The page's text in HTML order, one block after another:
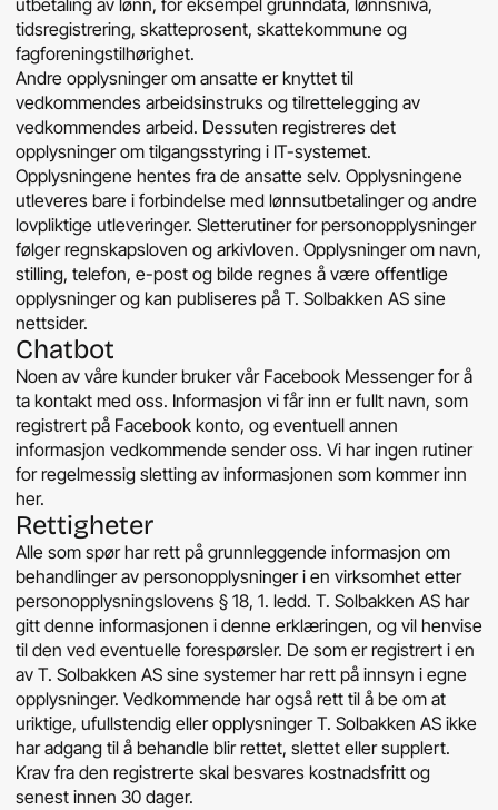
tidsregistrering, skatteprosent, skattekommune og
fagforeningstilhørighet.
Andre opplysninger om ansatte er knyttet til
vedkommendes arbeidsinstruks og tilrettelegging av
vedkommendes arbeid. Dessuten registreres det
opplysninger om tilgangsstyring i IT-systemet.
Opplysningene hentes fra de ansatte selv. Opplysningene
utleveres bare i forbindelse med lønnsutbetalinger og andre
lovpliktige utleveringer. Sletterutiner for personopplysninger
følger regnskapsloven og arkivloven. Opplysninger om navn,
stilling, telefon, e-post og bilde regnes å være offentlige
opplysninger og kan publiseres på T. Solbakken AS sine
nettsider.
Chatbot
Noen av våre kunder bruker vår Facebook Messenger for å
ta kontakt med oss. Informasjon vi får inn er fullt navn, som
registrert på Facebook konto, og eventuell annen
informasjon vedkommende sender oss. Vi har ingen rutiner
for regelmessig sletting av informasjonen som kommer inn
her.
Rettigheter
Alle som spør har rett på grunnleggende informasjon om
behandlinger av personopplysninger i en virksomhet etter
personopplysningslovens § 18, 1. ledd. T. Solbakken AS har
gitt denne informasjonen i denne erklæringen, og vil henvise
til den ved eventuelle forespørsler. De som er registrert i en
av T. Solbakken AS sine systemer har rett på innsyn i egne
opplysninger. Vedkommende har også rett til å be om at
uriktige, ufullstendig eller opplysninger T. Solbakken AS ikke
har adgang til å behandle blir rettet, slettet eller supplert.
Krav fra den registrerte skal besvares kostnadsfritt og
senest innen 30 dager.